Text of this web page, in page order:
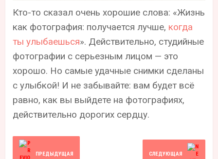
Кто-то сказал очень хорошие слова: «Жизнь
как фотография: получается лучше, когда
ты улыбаешься». Действительно, студийные
фотографии с серьезным лицом — это
хорошо. Но самые удачные снимки сделаны
с улыбкой! И не забывайте: вам будет всё
равно, как вы выйдете на фотографиях,
действительно дорогих сердцу.
ПРЕДЫДУЩАЯ СЛЕДУЮЩАЯ